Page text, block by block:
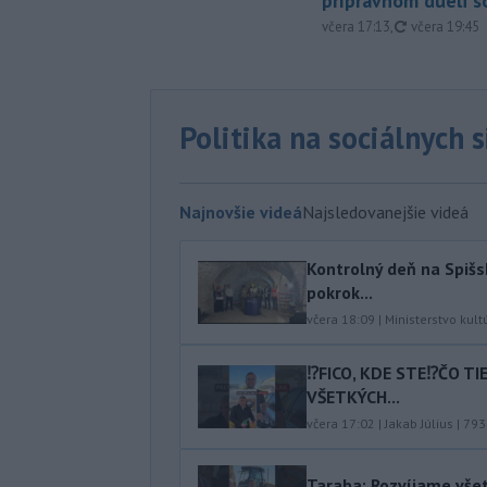
včera 17:13, aktualizované
včera 19:45
Politika na sociálnych
Najnovšie videáNajsledovanejšie videá
Kontrolný deň na
pokrok...
včera 18:09 | Ministerstvo
⁉️FICO, KDE STE⁉️ČO
VŠETKÝCH...
včera 17:02 |Jakab Július |